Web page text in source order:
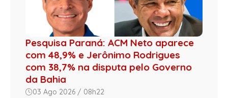
Pesquisa Paraná: ACM Neto aparece
com 48,9% e Jerônimo Rodrigues
com 38,7% na disputa pelo Governo
da Bahia
03 Ago 2026 / 08h22